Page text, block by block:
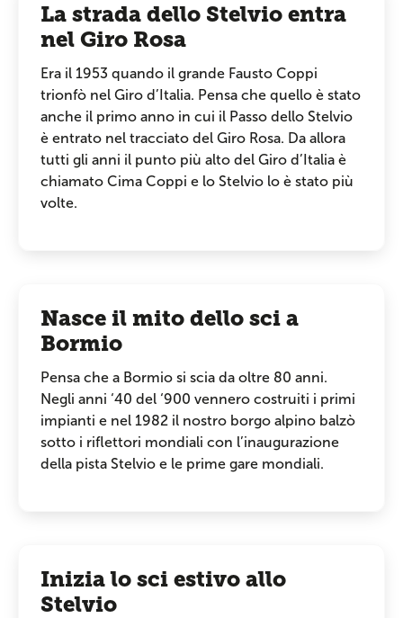
La strada dello Stelvio entra
nel Giro Rosa
Era il 1953 quando il grande Fausto Coppi
trionfò nel Giro d’Italia. Pensa che quello è stato
anche il primo anno in cui il Passo dello Stelvio
è entrato nel tracciato del Giro Rosa. Da allora
tutti gli anni il punto più alto del Giro d’Italia è
chiamato Cima Coppi e lo Stelvio lo è stato più
volte.
Nasce il mito dello sci a
Bormio
Pensa che a Bormio si scia da oltre 80 anni.
Negli anni ‘40 del ‘900 vennero costruiti i primi
impianti e nel 1982 il nostro borgo alpino balzò
sotto i riflettori mondiali con l’inaugurazione
della pista Stelvio e le prime gare mondiali.
Inizia lo sci estivo allo
Stelvio